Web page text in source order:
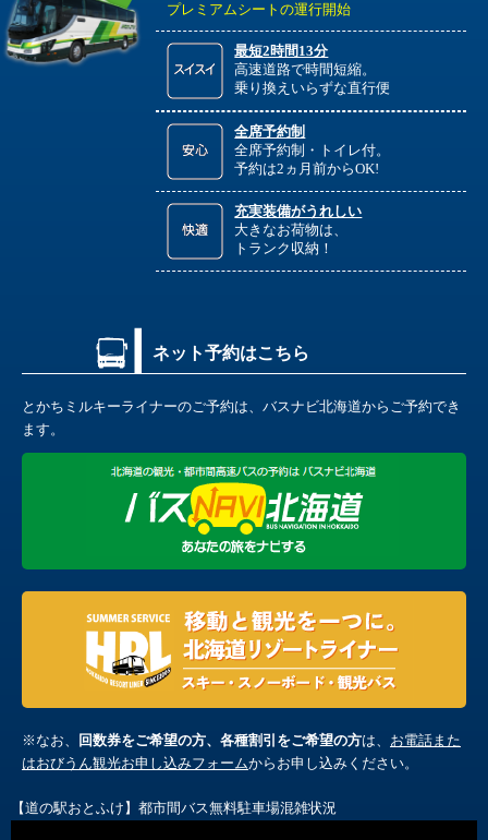
プレミアムシートの運行開始
最短2時間13分
高速道路で時間短縮。
乗り換えいらずな直行便
全席予約制
全席予約制・トイレ付。
予約は2ヵ月前からOK!
充実装備がうれしい
大きなお荷物は、
トランク収納！
ネット予約はこちら
とかちミルキーライナーのご予約は、バスナビ北海道からご予約でき
ます。
※なお、 回数券をご希望の方、各種割引をご希望の方は、 お電話また
はおびうん観光お申し込みフォームからお申し込みください。
【道の駅おとふけ】都市間バス無料駐車場混雑状況